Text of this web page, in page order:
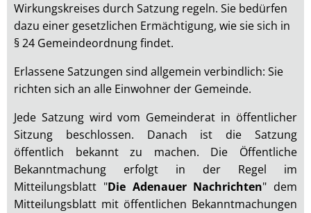
Wirkungskreises durch Satzung regeln. Sie bedürfen
dazu einer gesetzlichen Ermächtigung, wie sie sich in
§ 24 Gemeindeordnung findet.
Erlassene Satzungen sind allgemein verbindlich: Sie
richten sich an alle Einwohner der Gemeinde.
Jede Satzung wird vom Gemeinderat in öffentlicher
Sitzung beschlossen. Danach ist die Satzung
öffentlich bekannt zu machen. Die Öffentliche
Bekanntmachung erfolgt in der Regel im
Mitteilungsblatt "Die Adenauer Nachrichten" dem
Mitteilungsblatt mit öffentlichen Bekanntmachungen